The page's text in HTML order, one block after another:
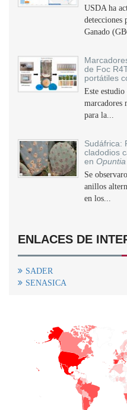
USDA ha
detecciones
Ganado
de Foc
portátiles
Este
marcadores
para la...
Sudáfrica:
cladodios
en
Se
anillos
en los...
ENLACES DE
SADER
SENASICA